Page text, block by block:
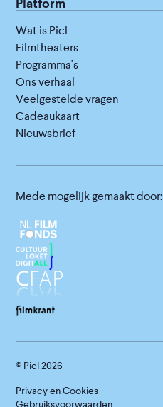
Platform
Wat is Picl
Filmtheaters
Programma's
Ons verhaal
Veelgestelde vragen
Cadeaukaart
Nieuwsbrief
Mede mogelijk gemaakt door:
© Picl2026
Privacy en Cookies
Gebruiksvoorwaarden